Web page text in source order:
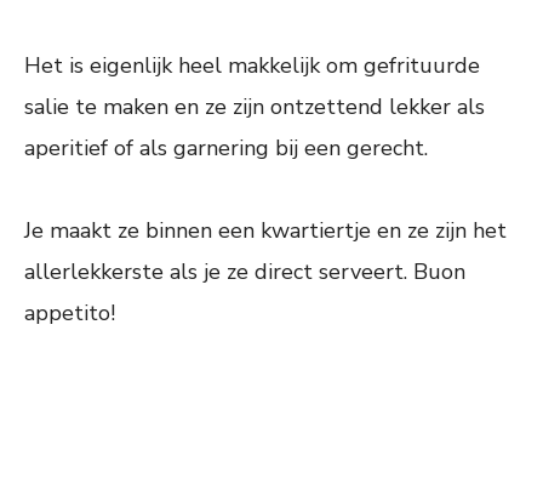
Het is eigenlijk heel makkelijk om gefrituurde
salie te maken en ze zijn ontzettend lekker als
aperitief of als garnering bij een gerecht.
Je maakt ze binnen een kwartiertje en ze zijn het
allerlekkerste als je ze direct serveert. Buon
appetito!